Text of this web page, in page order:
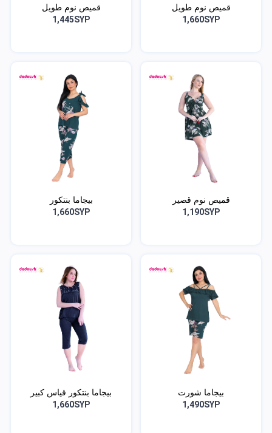
قميص نوم طويل
1,660SYP
قميص نوم طويل
1,445SYP
قميص نوم قصير
1,190SYP
بيجاما بنتكور
1,660SYP
بيجاما شورت
1,490SYP
بيجاما بنتكور قياس كبير
1,660SYP